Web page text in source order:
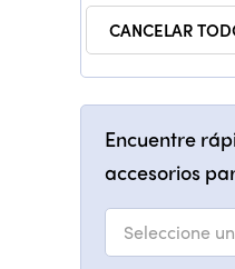
CANCELAR
Encuentre
accesorios